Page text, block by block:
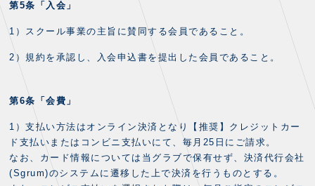
アクセス
Thesparkについて
第5条「入会」
1）スクール事業の主旨に賛同する会員であること。
2）規約を承認し、入会申込書を提出した会員であること。
第6条「会費」
1）支払い方法はオンライン決済となり【推奨】クレジットカー
ド支払いまたはコンビニ支払いにて、毎月25日にご請求。
なお、カード情報については当グラブで保有せず、決済代行会社
(Sgrum)のシステムに遷移した上で決済を行うものとする。